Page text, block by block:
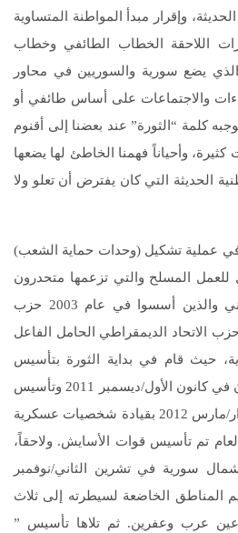
وإقرار مبدأ المواطنة المتساوية
اللاحقة الخطاب الطائفي وخطاب
الذي يضع سورية والسوريين في محاور
والاجتماعات على أساس طائفي أو
كلمة “الثورة” عند بعضنا إلى أقنوم
وأحياناً فهمنا الخاطئ لها يضعها
الحديثة التي كان يفترض أن تعلو ولا
في عملية تشكيل (وحدات حماية الشعب)
للعمل المسلح والتي تزعمها متحدرون
من حزب العمال الكردستاني والذين أسسوا في عام 2003 حزب
حزب الاتحاد الديمقراطي الحامل الفاعل
حيث قام في بداية الثورة بتأسيس
مجلس شعب غرب كردستان في كانون الأول/ديسمبر 2011 وتأسيس
وحدات حماية الشعب في آذار/مارس 2012 بقيادة شخصيات عسكرية
تم تأسيس قوات الأسايش. ولاحقاً،
شمال سورية في تشرين الثاني/نوفمبر
المناطق الخاضعة لسيطرته إلى ثلاث
عرب وعفرين. ثم تلاها تأسيس ”